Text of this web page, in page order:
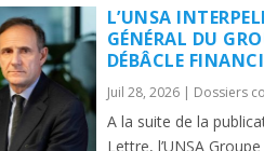
L’UNSA
GÉNÉRAL DU
DÉBÂCLE
Juil 28, 2026| Dossiers
A la suite de la
Lettre, l’UNSA